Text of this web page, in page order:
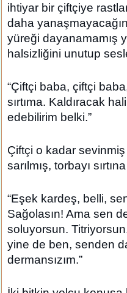
ihtiyar bir çiftçiye
daha
yüreği dayanamamış
halsizliğini unutup
“Çiftçi baba, çiftçi
sırtıma. Kaldıracak
edebilirim belki.”
Çiftçi o kadar
sarılmış, torbayı
“Eşek kardeş, belli,
Sağolasın! Ama sen
soluyorsun.
yine de ben, senden
dermansızım.”